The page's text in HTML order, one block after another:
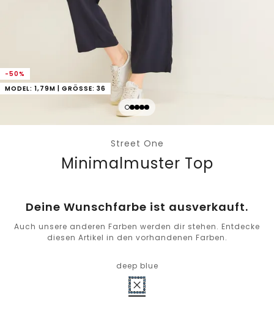
-50%
MODEL: 1,79M | GRÖSSE: 36
Street One
Minimalmuster Top
Deine Wunschfarbe ist ausverkauft.
Auch unsere anderen Farben werden dir stehen. Entdecke
diesen Artikel in den vorhandenen Farben.
deep blue